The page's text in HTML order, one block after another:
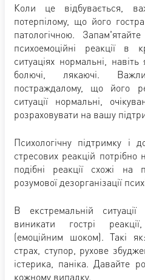
Коли це відбувається,
потерпілому, що його
патологічною.
психоемоційні реакції в
ситуаціях нормальні,
болючі, лякаючі.
постраждалому, що його
ситуації нормальні,
розраховувати на вашу
Психологічну підтримку і
стресових реакцій
подібні реакції схожі на
розумової дезорганізації
В екстремальній
виникати гострі
(емоційним шоком). Такі
страх, ступор, рухове
істерика, паніка. Давайте
кожному випадку.